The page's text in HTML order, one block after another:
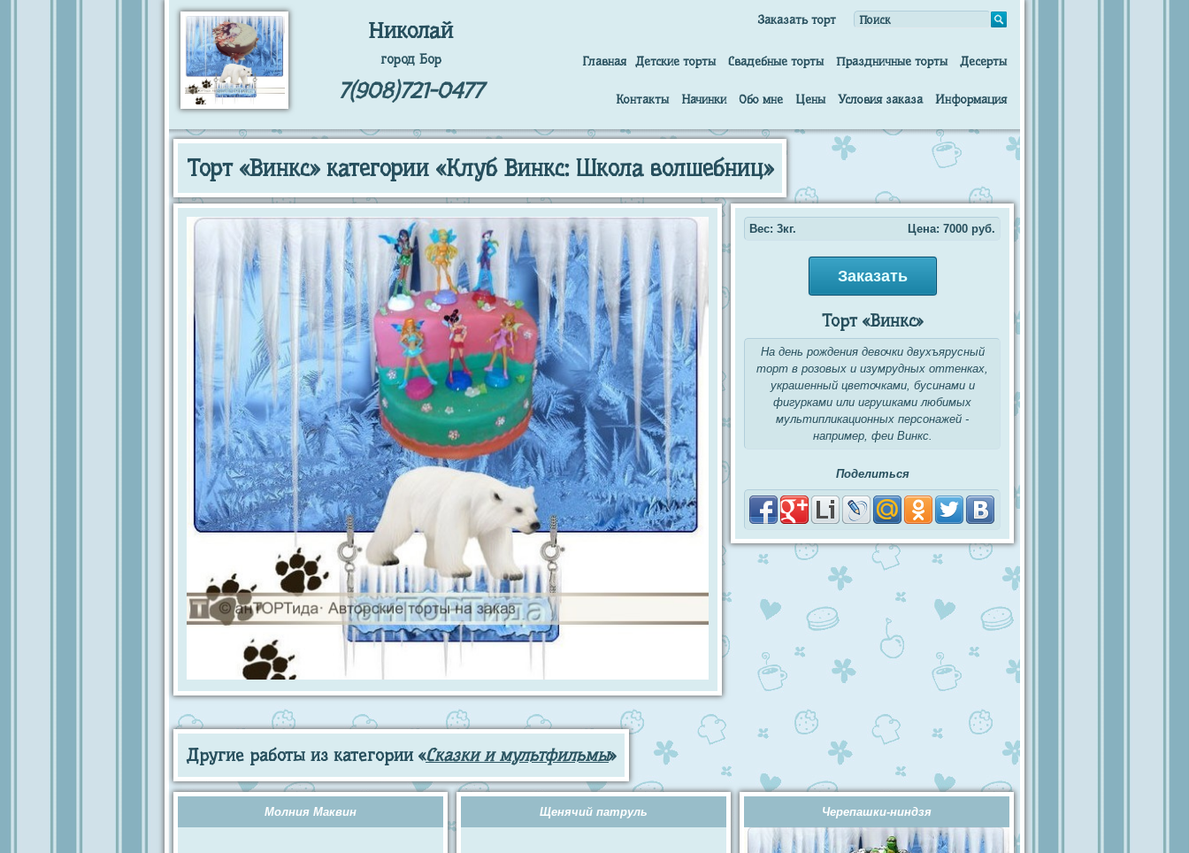
Николай
город Бор
7(908)721-0477
Заказать торт
Главная Детские торты Свадебные торты Праздничные торты Десерты
Контакты Начинки Обо мне Цены Условия заказа Информация
Торт «Винкс» категории «Клуб Винкс: Школа волшебниц»
Вес: 3кг. Цена: 7000 руб.
Заказать
Торт «Винкс»
На день рождения девочки двухъярусный
торт в розовых и изумрудных оттенках,
украшенный цветочками, бусинами и
фигурками или игрушками любимых
мультипликационных персонажей -
например, феи Винкс.
Поделиться
Другие работы из категории «Сказки и мультфильмы»
Молния Маквин Щенячий патруль Черепашки-ниндзя